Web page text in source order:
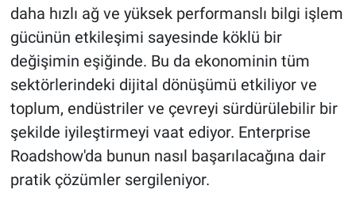
daha hızlı ağ ve yüksek performanslı bilgi işlem
gücünün etkileşimi sayesinde köklü bir
değişimin eşiğinde. Bu da ekonominin tüm
sektörlerindeki dijital dönüşümü etkiliyor ve
toplum, endüstriler ve çevreyi sürdürülebilir bir
şekilde iyileştirmeyi vaat ediyor. Enterprise
Roadshow'da bunun nasıl başarılacağına dair
pratik çözümler sergileniyor.